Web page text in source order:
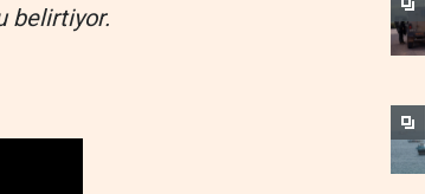
belirtiyor.